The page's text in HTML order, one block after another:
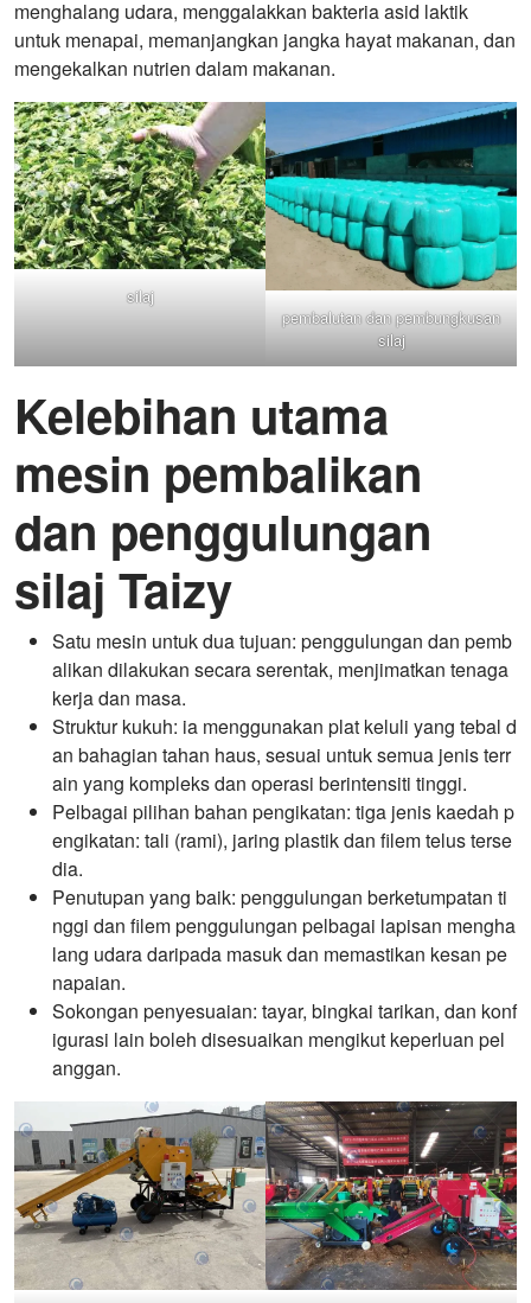
menghalang udara, menggalakkan bakteria asid laktik
untuk menapai, memanjangkan jangka hayat makanan, dan
mengekalkan nutrien dalam makanan.
silaj
pembalutan dan pembungkusan
silaj
Kelebihan utama
mesin pembalikan
dan penggulungan
silaj Taizy
Satu mesin untuk dua tujuan: penggulungan dan pemb
alikan dilakukan secara serentak, menjimatkan tenaga
kerja dan masa.
Struktur kukuh: ia menggunakan plat keluli yang tebal d
an bahagian tahan haus, sesuai untuk semua jenis terr
ain yang kompleks dan operasi berintensiti tinggi.
Pelbagai pilihan bahan pengikatan: tiga jenis kaedah p
engikatan: tali (rami), jaring plastik dan filem telus terse
dia.
Penutupan yang baik: penggulungan berketumpatan ti
nggi dan filem penggulungan pelbagai lapisan mengha
lang udara daripada masuk dan memastikan kesan pe
napaian.
Sokongan penyesuaian: tayar, bingkai tarikan, dan konf
igurasi lain boleh disesuaikan mengikut keperluan pel
anggan.